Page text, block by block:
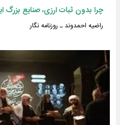
چرا بدون ثبات ارزی، صنایع
راضیه احمدوند ـ روزنامه نگار